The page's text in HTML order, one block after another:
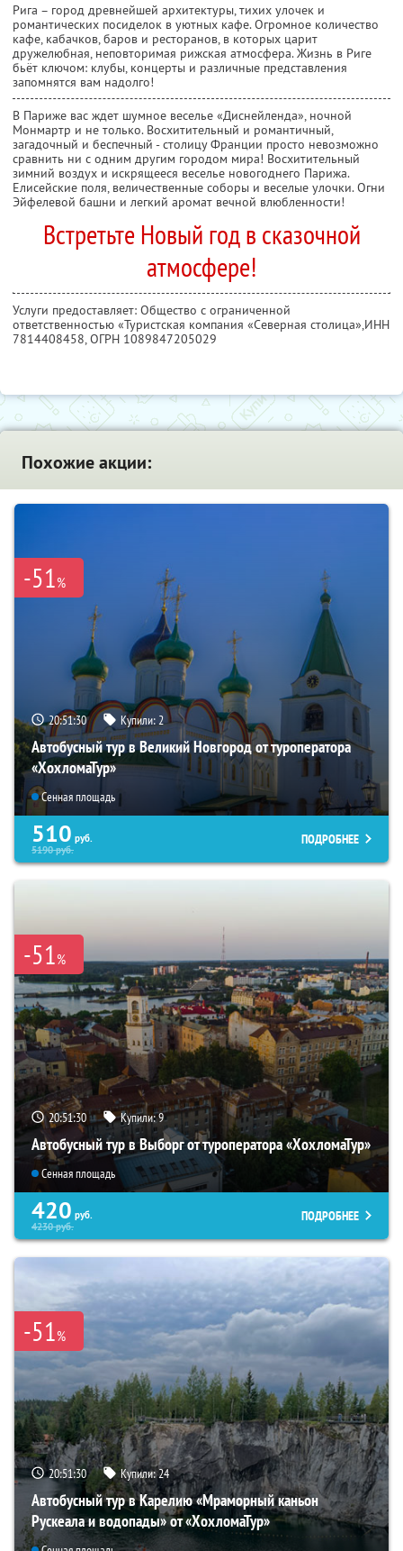
Рига – город древнейшей архитектуры, тихих улочек и
романтических посиделок в уютных кафе. Огромное количество
кафе, кабачков, баров и ресторанов, в которых царит
дружелюбная, неповторимая рижская атмосфера. Жизнь в Риге
бьёт ключом: клубы, концерты и различные представления
запомнятся вам надолго!
В Париже вас ждет шумное веселье «Диснейленда», ночной
Монмартр и не только. Восхитительный и романтичный,
загадочный и беспечный - столицу Франции просто невозможно
сравнить ни с одним другим городом мира! Восхитительный
зимний воздух и искрящееся веселье новогоднего Парижа.
Елисейские поля, величественные соборы и веселые улочки. Огни
Эйфелевой башни и легкий аромат вечной влюбленности!
Встретьте Новый год в сказочной
атмосфере!
Услуги предоставляет: Общество с ограниченной
ответственностью «Туристская компания «Северная столица»,ИНН
7814408458, ОГРН 1089847205029
Похожие акции:
-51%
20:51:29 Купили:2
Автобусный тур в Великий Новгород от туроператора
«ХохломаТур»
Сенная площадь
510 руб.
5190руб.
ПОДРОБНЕЕ
-51%
20:51:29 Купили:9
Автобусный тур в Выборг от туроператора «ХохломаТур»
Сенная площадь
420 руб.
4230руб.
ПОДРОБНЕЕ
-51%
20:51:29 Купили:24
Автобусный тур в Карелию «Мраморный каньон
Рускеала и водопады» от «ХохломаТур»